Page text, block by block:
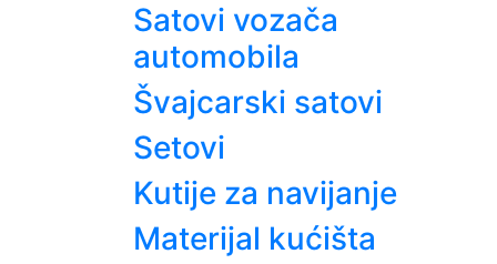
Satovi vozača
automobila
Švajcarski satovi
Setovi
Kutije za navijanje
Materijal kućišta